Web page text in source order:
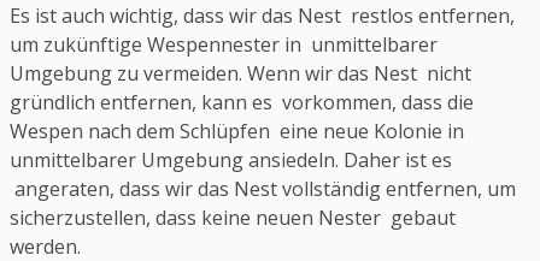
Es ist auch wichtig, dass wir das Nest restlos entfernen,
um zukünftige Wespennester in unmittelbarer
Umgebung zu vermeiden. Wenn wir das Nest nicht
gründlich entfernen, kann es vorkommen, dass die
Wespen nach dem Schlüpfen eine neue Kolonie in
unmittelbarer Umgebung ansiedeln. Daher ist es
angeraten, dass wir das Nest vollständig entfernen, um
sicherzustellen, dass keine neuen Nester gebaut
werden.